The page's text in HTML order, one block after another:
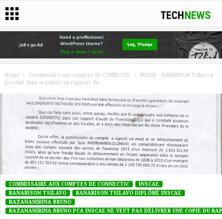
Home Commissaire aux comptes de CONNECTIC
INSCAE – RANARISON Tsilavo a
produit dans sa plainte un rapport du...
COMMISSAIRE AUX COMPTES DE CONNECTIC
INSCAE
RANARISON TSILAVO
RANARISON TSILAVO DIPLÔMÉ INSCAE
RAZANANIRINA BRUNO
RAZANANIRINA BRUNO PCA INSCAE NE VEUT PAS DÉLIVRER UNE COPIE DU